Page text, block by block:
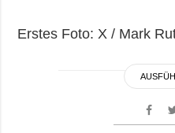
Erstes Foto: Х / Mark